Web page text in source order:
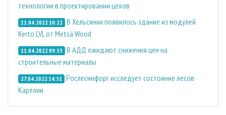
технологии в проектировании цехов
11.04.2022 10:22 В Хельсинки появилось здание из модулей
Kerto LVL от Metsä Wood
11.04.2022 09:53 В АДД ожидают снижения цен на
строительные материалы
27.04.2022 14:51 Рослесинфорг исследует состояние лесов
Карелии